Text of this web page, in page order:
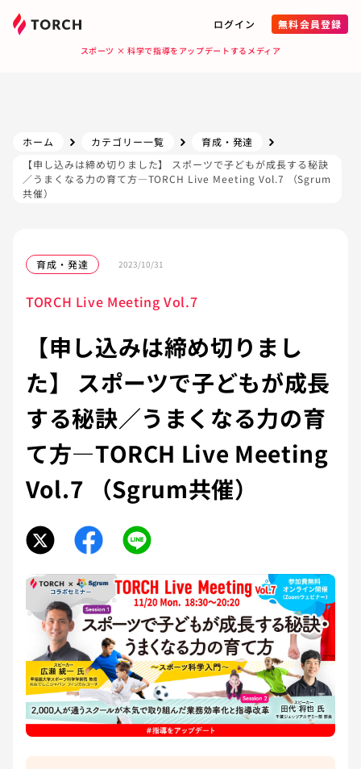
ログイン 無料会員登録
スポーツ × 科学で指導をアップデートするメディア
ホーム カテゴリー一覧
育成・発達
【申し込みは締め切りました】 スポーツで子どもが成長する秘訣
／うまくなる力の育て方—TORCH Live Meeting Vol.7 （Sgrum
共催）
育成・発達 2023/10/31
TORCH Live Meeting Vol.7
【申し込みは締め切りまし
た】 スポーツで子どもが成長
する秘訣／うまくなる力の育
て方—TORCH Live Meeting
Vol.7 （Sgrum共催）